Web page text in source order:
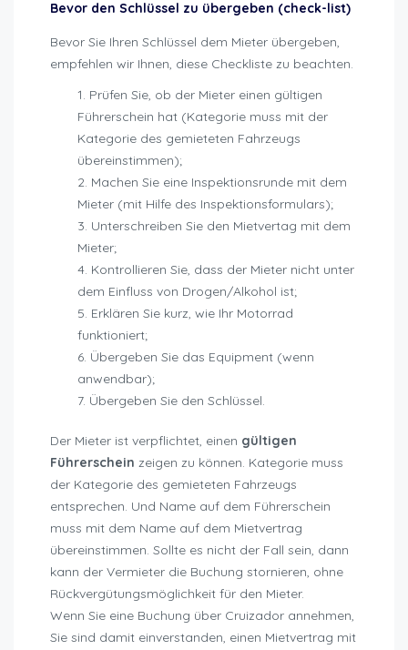
Bevor den Schlüssel zu übergeben (check-list)
Bevor Sie Ihren Schlüssel dem Mieter übergeben,
empfehlen wir Ihnen, diese Checkliste zu beachten.
Prüfen Sie, ob der Mieter einen gültigen
Führerschein hat (Kategorie muss mit der
Kategorie des gemieteten Fahrzeugs
übereinstimmen);
Machen Sie eine Inspektionsrunde mit dem
Mieter (mit Hilfe des Inspektionsformulars);
Unterschreiben Sie den Mietvertag mit dem
Mieter;
Kontrollieren Sie, dass der Mieter nicht unter
dem Einfluss von Drogen/Alkohol ist;
Erklären Sie kurz, wie Ihr Motorrad
funktioniert;
Übergeben Sie das Equipment (wenn
anwendbar);
Übergeben Sie den Schlüssel.
Der Mieter ist verpflichtet, einen gültigen
Führerschein zeigen zu können. Kategorie muss
der Kategorie des gemieteten Fahrzeugs
entsprechen. Und Name auf dem Führerschein
muss mit dem Name auf dem Mietvertrag
übereinstimmen. Sollte es nicht der Fall sein, dann
kann der Vermieter die Buchung stornieren, ohne
Rückvergütungsmöglichkeit für den Mieter.
Wenn Sie eine Buchung über Cruizador annehmen,
Sie sind damit einverstanden, einen Mietvertrag mit